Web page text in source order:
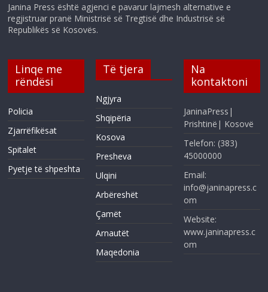
Janina Press është agjenci e pavarur lajmesh alternative e
regjistruar pranë Ministrisë së Tregtisë dhe Industrisë së
Republikës së Kosovës.
Linqe me
rëndësi
Policia
Zjarrëfikësat
Spitalet
Pyetje të shpeshta
Të tjera
Ngjyra
Shqipëria
Kosova
Presheva
Ulqini
Arbëreshët
Çamët
Arnautët
Maqedonia
Na
kontaktoni
JaninaPress|
Prishtinë| Kosovë
Telefon: (383)
45000000
Email:
info@janinapress.c
om
Website:
www.janinapress.c
om